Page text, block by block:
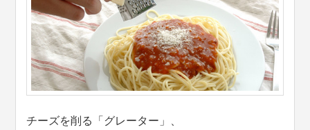
チーズを削る「グレーター」、